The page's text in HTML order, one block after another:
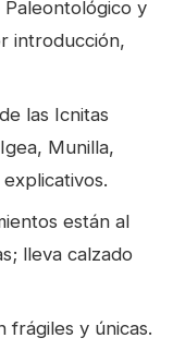
y
introducción,
las Icnitas
Munilla,
están al
lleva calzado
frágiles y únicas.